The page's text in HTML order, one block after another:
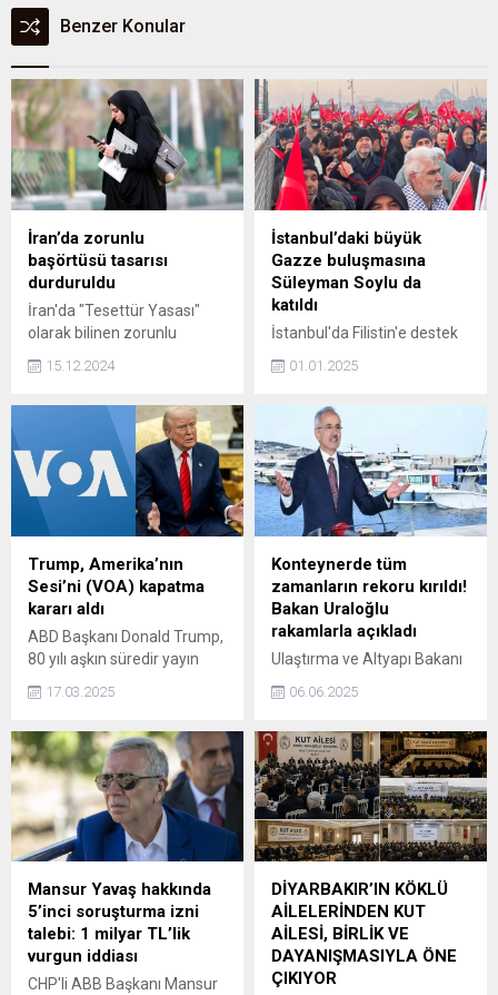
Benzer Konular
İran’da zorunlu
başörtüsü tasarısı
durduruldu
İran'da "Tesettür Yasası"
olarak bilinen zorunlu
Güvenlik Yüksek Konseyi
Hükümetin revize edilmiş bir
tasarı sunması bekleniyor.
Reformistler, söz konusu
yasanın önüne geçilmesini
talep ediyor.
15.12.2024
İstanbul’daki büyük
Gazze buluşmasına
Süleyman Soylu da
katıldı
İstanbul'da Filistin'e destek
katılırken tarihi yürüyüşte
Parti İstanbul Milletvekili
Süleyman Soylu da yer aldı.
Uzamış sakallarıyla dikkat
çeken Soylu'nun siyasilerle
değil vatandaşlarla birlikte
yürümesi ses getirdi.
01.01.2025
Trump, Amerika’nın
Sesi’ni (VOA) kapatma
kararı aldı
ABD Başkanı Donald Trump,
80 yılı aşkın süredir yayın
(Voice of America/VOA)
kesilmesine yönelik bir
kararname imzaladı.
17.03.2025
Konteynerde tüm
zamanların rekoru kırıldı!
Bakan Uraloğlu
rakamlarla açıkladı
Ulaştırma ve Altyapı Bakanı
konteynerde tüm
kırıldığını belirtti. Konteyner
miktarı geçen yılın mayıs
ayına göre yüzde 17,6
artarak bir milyon 366 bin
430 TEU'ya ulaştı.
06.06.2025
Mansur Yavaş hakkında
5’inci soruşturma izni
talebi: 1 milyar TL’lik
vurgun iddiası
CHP'li ABB Başkanı Mansur
DİYARBAKIR’IN KÖKLÜ
AİLELERİNDEN KUT
AİLESİ, BİRLİK VE
DAYANIŞMASIYLA ÖNE
ÇIKIYOR